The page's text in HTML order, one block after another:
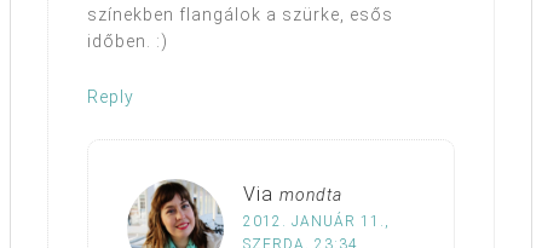
színekben flangálok a szürke, esős
időben. :)
Reply
Via mondta
2012. JANUÁR 11.,